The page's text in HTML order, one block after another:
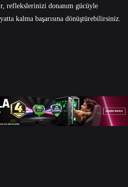
reflekslerinizi donanım gücüyle
kalma başarısına dönüştürebilirsiniz.